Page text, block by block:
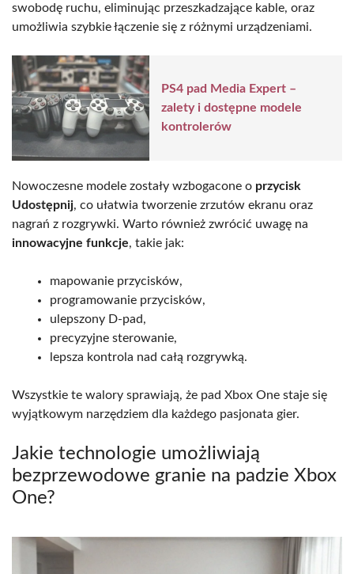
swobodę ruchu, eliminując przeszkadzające kable, oraz
umożliwia szybkie łączenie się z różnymi urządzeniami.
PS4 pad Media Expert –
zalety i dostępne modele
kontrolerów
Nowoczesne modele zostały wzbogacone o przycisk
Udostępnij, co ułatwia tworzenie zrzutów ekranu oraz
nagrań z rozgrywki. Warto również zwrócić uwagę na
innowacyjne funkcje, takie jak:
mapowanie przycisków,
programowanie przycisków,
ulepszony D-pad,
precyzyjne sterowanie,
lepsza kontrola nad całą rozgrywką.
Wszystkie te walory sprawiają, że pad Xbox One staje się
wyjątkowym narzędziem dla każdego pasjonata gier.
Jakie technologie umożliwiają
bezprzewodowe granie na padzie Xbox
One?